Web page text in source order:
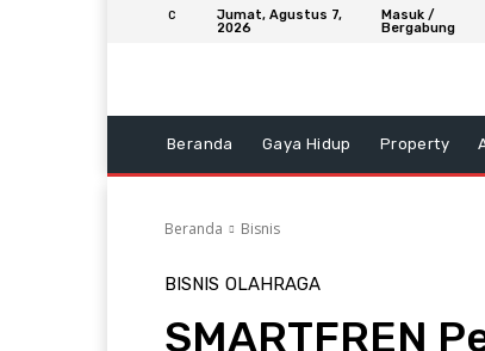
C
Jumat, Agustus 7,
2026
Masuk /
Bergabung
Beranda Gaya Hidup Property
Beranda Bisnis
BISNIS OLAHRAGA
SMARTFREN